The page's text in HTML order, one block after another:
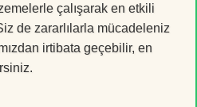
çalışarak en etkili
de zararlılarla mücadeleniz
irtibata geçebilir, en